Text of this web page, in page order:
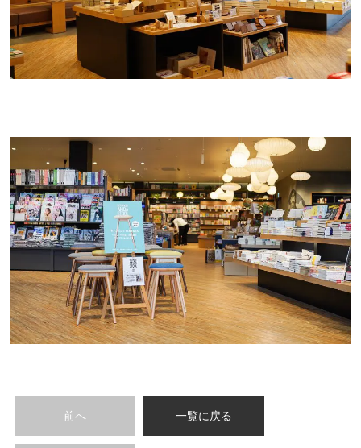
前へ 一覧に戻る